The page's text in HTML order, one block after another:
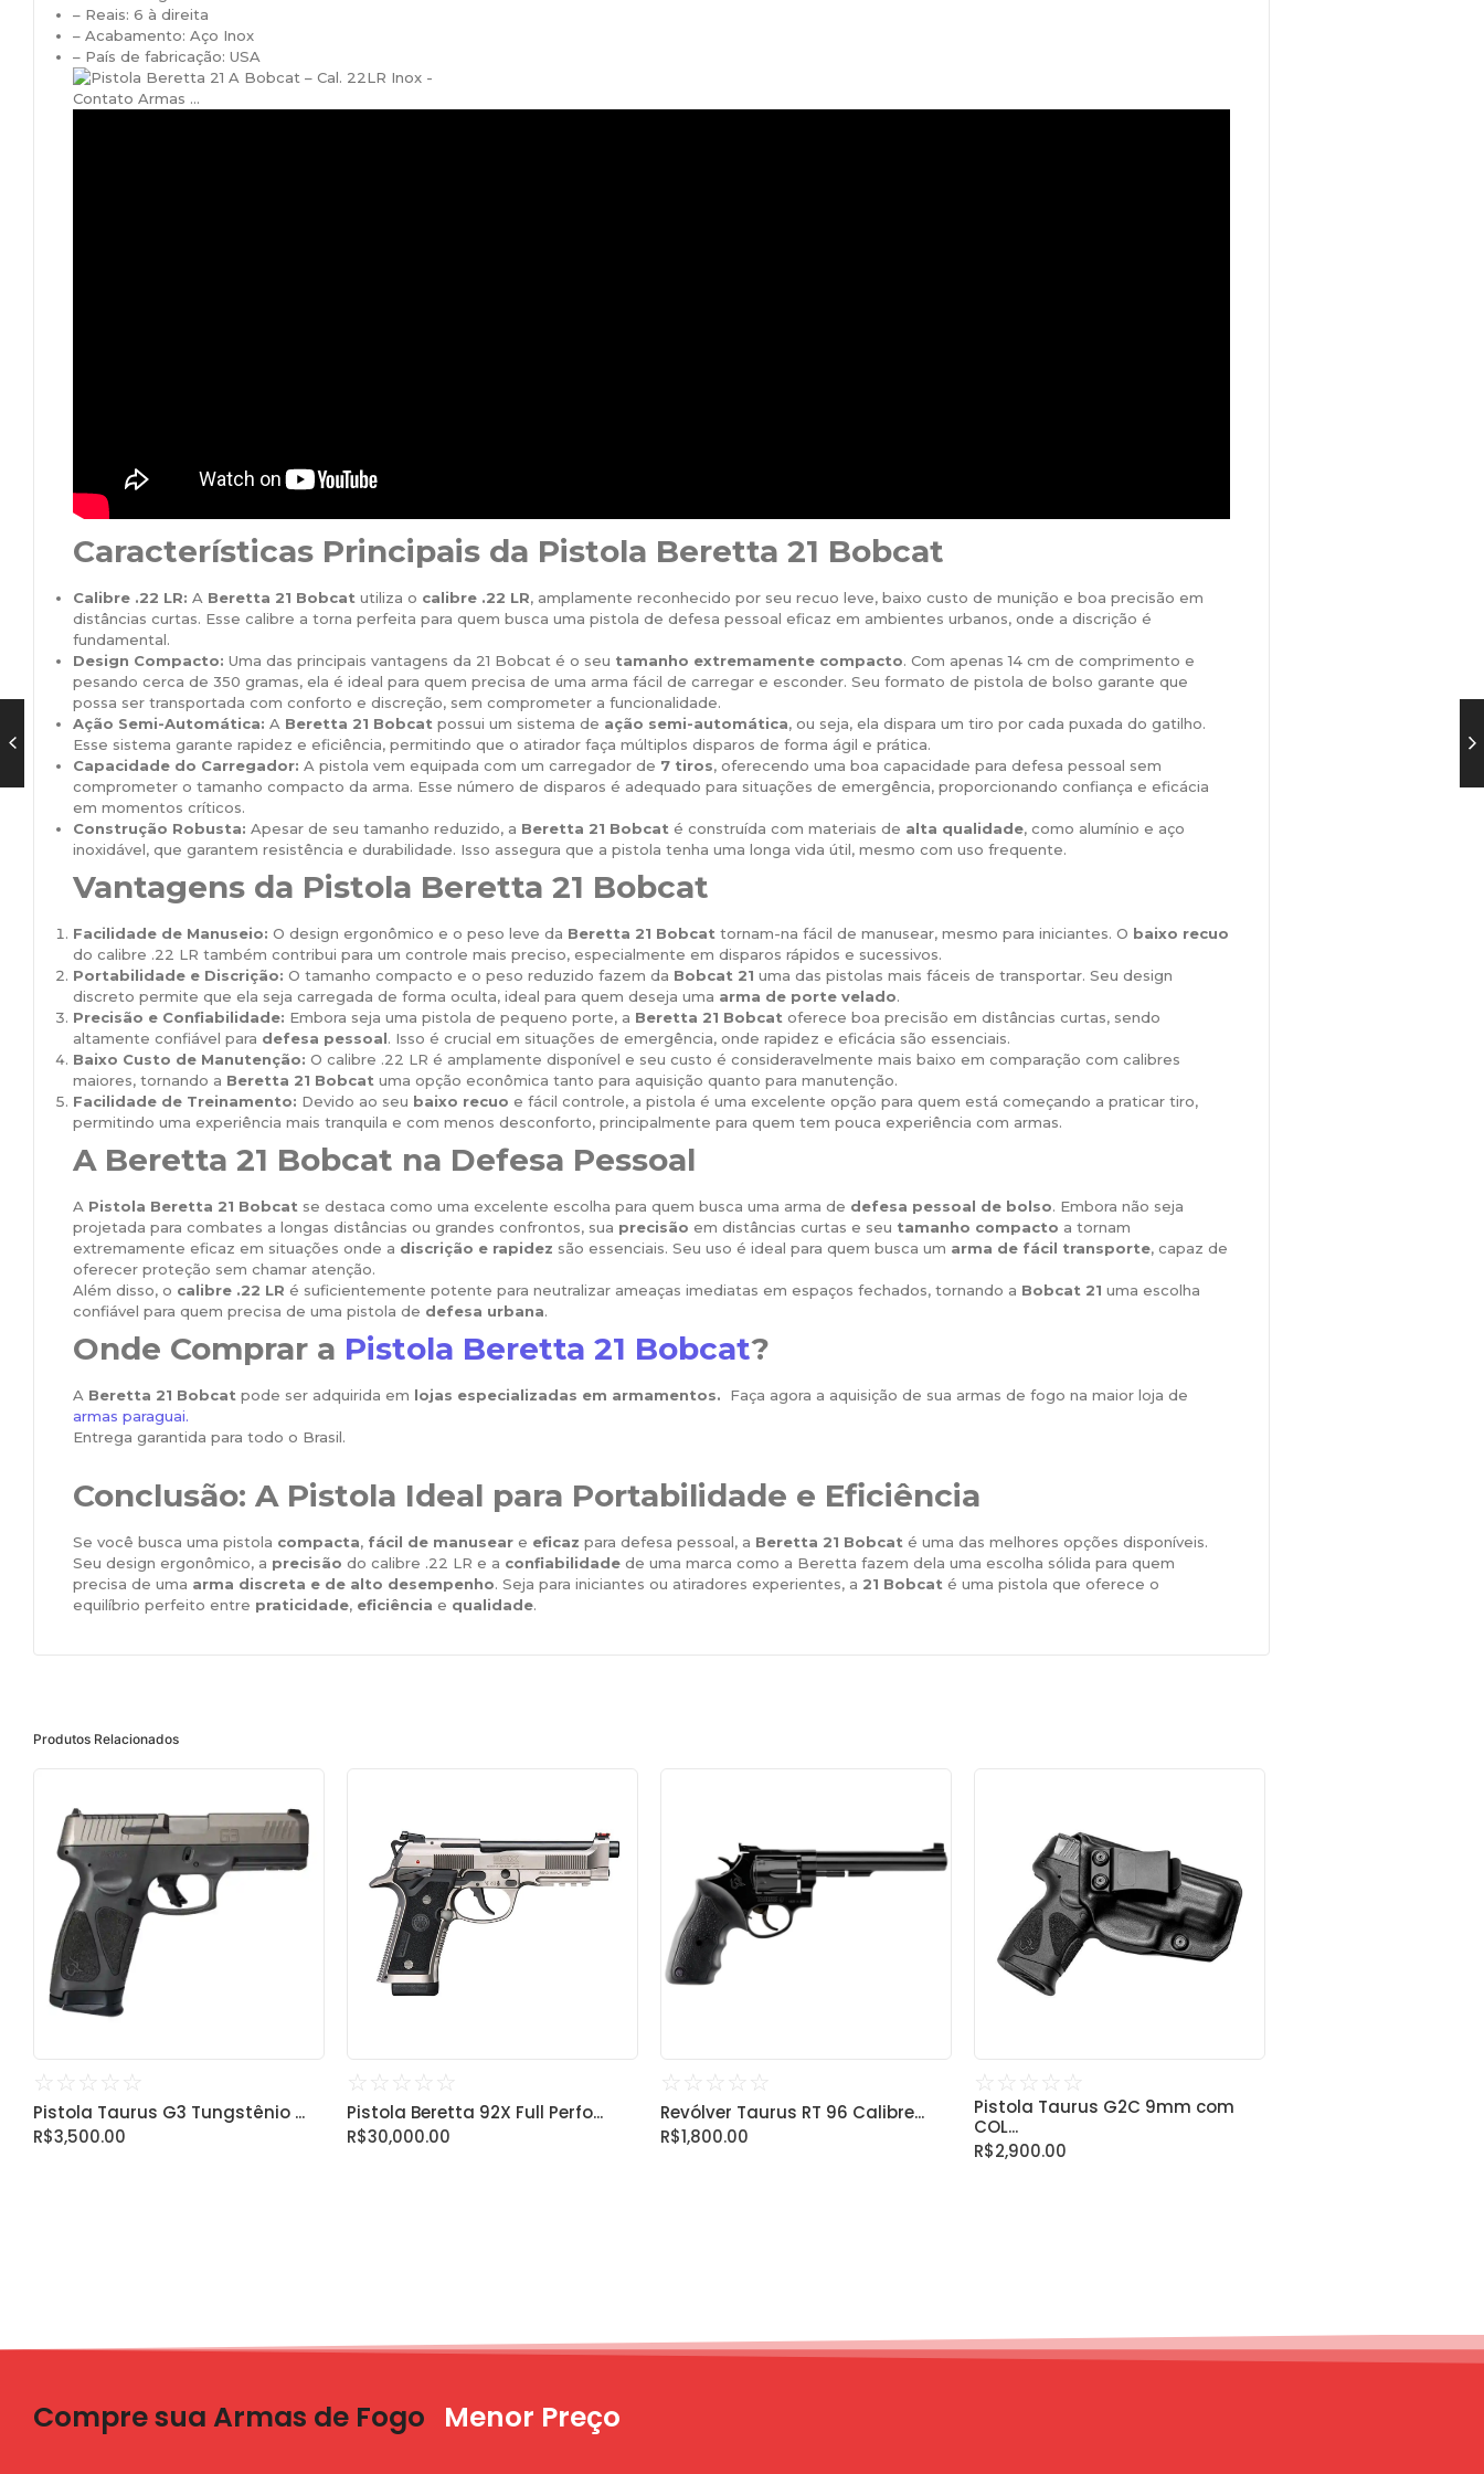
– Reais: 6 à direita
– Acabamento: Aço Inox
– País de fabricação: USA
Características Principais da Pistola Beretta 21 Bobcat
Calibre .22 LR: A Beretta 21 Bobcat utiliza o calibre .22 LR, amplamente reconhecido por seu recuo leve, baixo custo de munição e boa precisão em
distâncias curtas. Esse calibre a torna perfeita para quem busca uma pistola de defesa pessoal eficaz em ambientes urbanos, onde a discrição é
fundamental.
Design Compacto: Uma das principais vantagens da 21 Bobcat é o seu tamanho extremamente compacto. Com apenas 14 cm de comprimento e
pesando cerca de 350 gramas, ela é ideal para quem precisa de uma arma fácil de carregar e esconder. Seu formato de pistola de bolso garante que
possa ser transportada com conforto e discreção, sem comprometer a funcionalidade.
Ação Semi-Automática: A Beretta 21 Bobcat possui um sistema de ação semi-automática, ou seja, ela dispara um tiro por cada puxada do gatilho.
Esse sistema garante rapidez e eficiência, permitindo que o atirador faça múltiplos disparos de forma ágil e prática.
Capacidade do Carregador: A pistola vem equipada com um carregador de 7 tiros, oferecendo uma boa capacidade para defesa pessoal sem
comprometer o tamanho compacto da arma. Esse número de disparos é adequado para situações de emergência, proporcionando confiança e eficácia
em momentos críticos.
Construção Robusta: Apesar de seu tamanho reduzido, a Beretta 21 Bobcat é construída com materiais de alta qualidade, como alumínio e aço
inoxidável, que garantem resistência e durabilidade. Isso assegura que a pistola tenha uma longa vida útil, mesmo com uso frequente.
Vantagens da Pistola Beretta 21 Bobcat
Facilidade de Manuseio: O design ergonômico e o peso leve da Beretta 21 Bobcat tornam-na fácil de manusear, mesmo para iniciantes. O baixo recuo
do calibre .22 LR também contribui para um controle mais preciso, especialmente em disparos rápidos e sucessivos.
Portabilidade e Discrição: O tamanho compacto e o peso reduzido fazem da Bobcat 21 uma das pistolas mais fáceis de transportar. Seu design
discreto permite que ela seja carregada de forma oculta, ideal para quem deseja uma arma de porte velado.
Precisão e Confiabilidade: Embora seja uma pistola de pequeno porte, a Beretta 21 Bobcat oferece boa precisão em distâncias curtas, sendo
altamente confiável para defesa pessoal. Isso é crucial em situações de emergência, onde rapidez e eficácia são essenciais.
Baixo Custo de Manutenção: O calibre .22 LR é amplamente disponível e seu custo é consideravelmente mais baixo em comparação com calibres
maiores, tornando a Beretta 21 Bobcat uma opção econômica tanto para aquisição quanto para manutenção.
Facilidade de Treinamento: Devido ao seu baixo recuo e fácil controle, a pistola é uma excelente opção para quem está começando a praticar tiro,
permitindo uma experiência mais tranquila e com menos desconforto, principalmente para quem tem pouca experiência com armas.
A Beretta 21 Bobcat na Defesa Pessoal
A Pistola Beretta 21 Bobcat se destaca como uma excelente escolha para quem busca uma arma de defesa pessoal de bolso. Embora não seja
projetada para combates a longas distâncias ou grandes confrontos, sua precisão em distâncias curtas e seu tamanho compacto a tornam
extremamente eficaz em situações onde a discrição e rapidez são essenciais. Seu uso é ideal para quem busca um arma de fácil transporte, capaz de
oferecer proteção sem chamar atenção.
Além disso, o calibre .22 LR é suficientemente potente para neutralizar ameaças imediatas em espaços fechados, tornando a Bobcat 21 uma escolha
confiável para quem precisa de uma pistola de defesa urbana.
Onde Comprar a Pistola Beretta 21 Bobcat?
A Beretta 21 Bobcat pode ser adquirida em lojas especializadas em armamentos. Faça agora a aquisição de sua armas de fogo na maior loja de
armas paraguai.
Entrega garantida para todo o Brasil.
Conclusão: A Pistola Ideal para Portabilidade e Eficiência
Se você busca uma pistola compacta, fácil de manusear e eficaz para defesa pessoal, a Beretta 21 Bobcat é uma das melhores opções disponíveis.
Seu design ergonômico, a precisão do calibre .22 LR e a confiabilidade de uma marca como a Beretta fazem dela uma escolha sólida para quem
precisa de uma arma discreta e de alto desempenho. Seja para iniciantes ou atiradores experientes, a 21 Bobcat é uma pistola que oferece o
equilíbrio perfeito entre praticidade, eficiência e qualidade.
Produtos Relacionados
☆ ☆ ☆ ☆ ☆
Pistola Taurus G3 Tungstênio ...
R$3,500.00
☆ ☆ ☆ ☆ ☆
Pistola Beretta 92X Full Perfo...
R$30,000.00
☆ ☆ ☆ ☆ ☆
Revólver Taurus RT 96 Calibre...
R$1,800.00
☆ ☆ ☆ ☆ ☆
Pistola Taurus G2C 9mm com
COL...
R$2,900.00
Compre sua Armas de Fogo Menor Preço